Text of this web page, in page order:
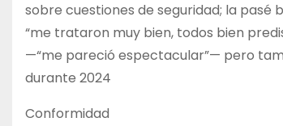
sobre cuestiones de seguridad; la pasé
“me trataron muy bien, todos bien
—“me pareció espectacular”— pero
durante 2024
Conformidad